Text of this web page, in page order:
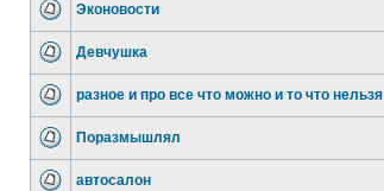
Эконовости
Девчушка
разное и про все что можно и то что нельзя
Поразмышлял
автосалон